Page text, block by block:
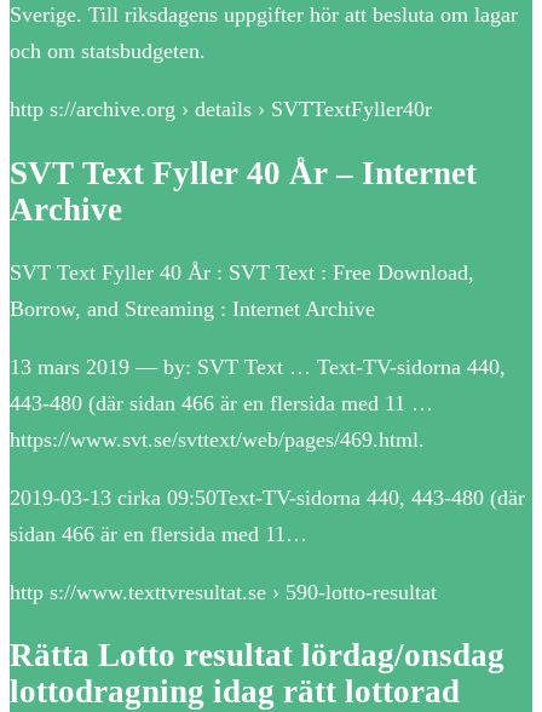
Sverige. Till riksdagens uppgifter hör att besluta om lagar
och om statsbudgeten.
http s://archive.org › details › SVTTextFyller40r
SVT Text Fyller 40 År – Internet
Archive
SVT Text Fyller 40 År : SVT Text : Free Download,
Borrow, and Streaming : Internet Archive
13 mars 2019 — by: SVT Text … Text-TV-sidorna 440,
443-480 (där sidan 466 är en flersida med 11 …
https://www.svt.se/svttext/web/pages/469.html.
2019-03-13 cirka 09:50Text-TV-sidorna 440, 443-480 (där
sidan 466 är en flersida med 11…
http s://www.texttvresultat.se › 590-lotto-resultat
Rätta Lotto resultat lördag/onsdag
lottodragning idag rätt lottorad